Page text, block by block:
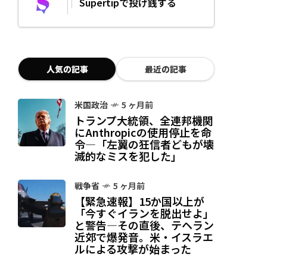
人気の記事 最近の記事
米国政治 5 ヶ月前
トランプ大統領、全連邦機関
にAnthropicの使用停止を命
令—「左翼の狂信者どもが壊
滅的なミスを犯した」
戦争省 5 ヶ月前
【緊急速報】15か国以上が
「今すぐイランを脱出せよ」
と警告—その直後、テヘラン
近郊で爆発音。米・イスラエ
ルによる攻撃が始まった